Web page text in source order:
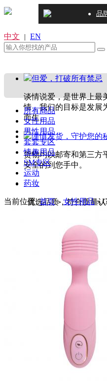
● 品
中文 | EN
但爱，打破所有禁忌
谈情说爱，是世界上最
情，我们的目标是发展
而生。
谨慎发货，守护您的
货物均以邮寄和第三方
安全的到您手中。
优选品质，符合质量
您将从我们丰富的
所有商品
女性用品
男性用品
套套专区
情趣用品
SM专区
运动
药妆
当前位置:首页 > 女性用品 >